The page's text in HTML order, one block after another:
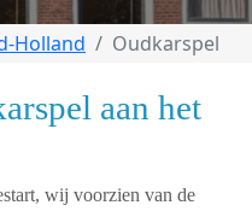
Holland Oudkarspel
aan het
wij voorzien van de